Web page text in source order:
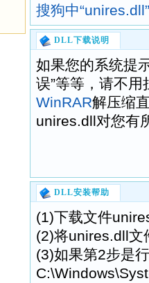
搜狗中
DLL下载说明
如果您的系统提
误”等等，请不
WinRAR解压缩
unires.dll对您有
DLL安装帮助
(1)下载文件
(2)将unires.dll文
(3)如果第2步是